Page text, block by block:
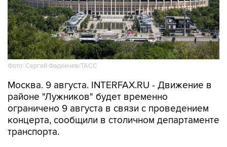
Фото: Сергей Фадеичев/ТАСС
Москва. 9 августа. INTERFAX.RU - Движение в
районе "Лужников" будет временно
ограничено 9 августа в связи с проведением
концерта, сообщили в столичном департаменте
транспорта.